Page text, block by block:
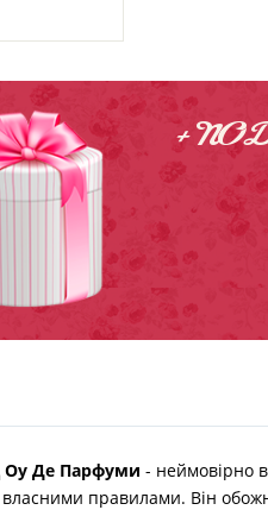
+
Оу Де Парфуми - неймовірно
власними правилами. Він